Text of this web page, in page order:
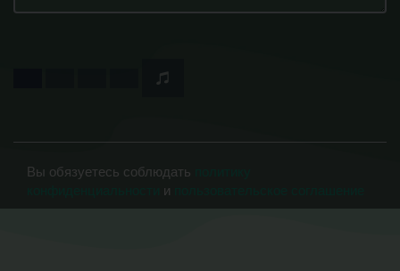
Вы обязуетесь соблюдать
и